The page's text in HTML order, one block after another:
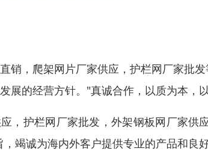
销，爬架网片厂家供应，护栏网厂家批
展的经营方针。"真诚合作，以质为本
，护栏网厂家批发，外架钢板网厂家
竭诚为海内外客户提供专业的产品和良